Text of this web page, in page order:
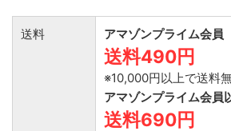
送料 アマゾンプライム会員
送料490円
※10,000円以上で送料
アマゾンプライム会員
送料690円